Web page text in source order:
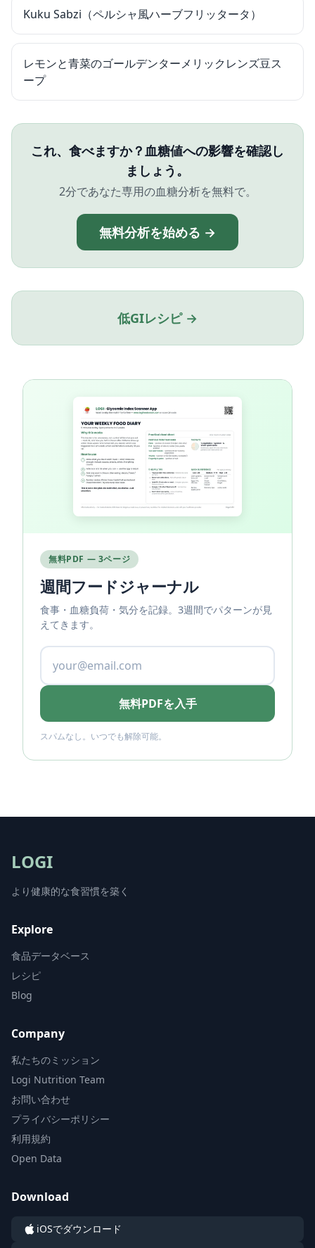
Kuku Sabzi（ペルシャ風ハーブフリッタータ）
レモンと青菜のゴールデンターメリックレンズ豆ス
ープ
これ、食べますか？血糖値への影響を確認し
ましょう。
2分であなた専用の血糖分析を無料で。
無料分析を始める →
低GIレシピ →
無料PDF — 3ページ
週間フードジャーナル
食事・血糖負荷・気分を記録。3週間でパターンが見
えてきます。
無料PDFを入手
スパムなし。いつでも解除可能。
LOGI
より健康的な食習慣を築く
Explore
食品データベース
レシピ
Blog
Company
私たちのミッション
Logi Nutrition Team
お問い合わせ
プライバシーポリシー
利用規約
Open Data
Download
iOSでダウンロード